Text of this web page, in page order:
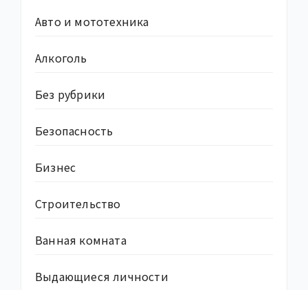
Авто и мототехника
Алкоголь
Без рубрики
Безопасность
Бизнес
Строительство
Ванная комната
Выдающиеся личности